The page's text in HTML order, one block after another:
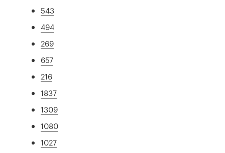
543
494
269
657
216
1837
1309
1080
1027